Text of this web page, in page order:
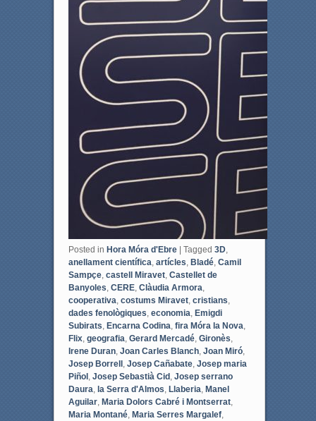
Posted in Hora Móra d'Ebre Tagged 3D,
anellament científica, artícles, Bladé, Camil
Sampçe, castell Miravet, Castellet de
Banyoles, CERE, Clàudia Armora,
cooperativa, costums Miravet, cristians,
dades fenològiques, economia, Emigdi
Subirats, Encarna Codina, fira Móra la Nova,
Flix, geografia, Gerard Mercadé, Gironès,
Irene Duran, Joan Carles Blanch, Joan Miró,
Josep Borrell , Josep Cañabate, Josep maria
Piñol , Josep Sebastià Cid , Josep serrano
Daura, la Serra d'Almos, Llaberia, Manel
Aguilar, Maria Dolors Cabré i Montserrat,
Maria Montané, Maria Serres Margalef,